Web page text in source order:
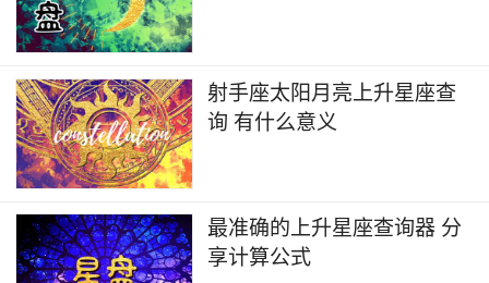
射手座太阳月亮上升星座查
询 有什么意义
最准确的上升星座查询器 分
享计算公式